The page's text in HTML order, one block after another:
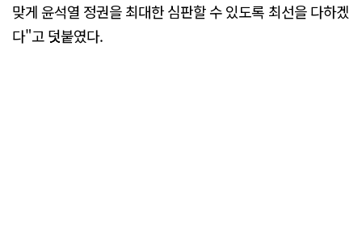
맞게 윤석열 정권을 최대한 심판할 수 있도록 최선을 다하겠
다"고 덧붙였다.